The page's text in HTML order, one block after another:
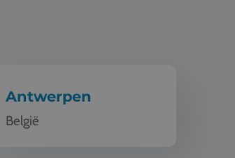
Antwerpen
België